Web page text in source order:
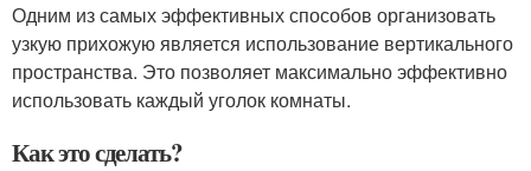
Одним из самых эффективных способов организовать
узкую прихожую является использование вертикального
пространства. Это позволяет максимально эффективно
использовать каждый уголок комнаты.
Как это сделать?